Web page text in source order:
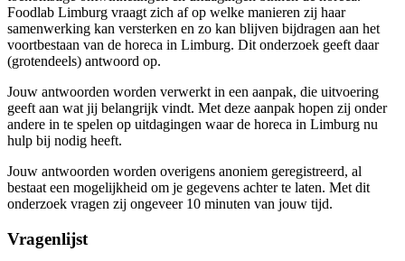
Foodlab Limburg vraagt zich af op welke manieren zij haar
samenwerking kan versterken en zo kan blijven bijdragen aan het
voortbestaan van de horeca in Limburg. Dit onderzoek geeft daar
(grotendeels) antwoord op.
Jouw antwoorden worden verwerkt in een aanpak, die uitvoering
geeft aan wat jij belangrijk vindt. Met deze aanpak hopen zij onder
andere in te spelen op uitdagingen waar de horeca in Limburg nu
hulp bij nodig heeft.
Jouw antwoorden worden overigens anoniem geregistreerd, al
bestaat een mogelijkheid om je gegevens achter te laten. Met dit
onderzoek vragen zij ongeveer 10 minuten van jouw tijd.
Vragenlijst